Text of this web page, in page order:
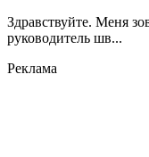
Здравствуйте. Меня
руководитель шв...
Реклама